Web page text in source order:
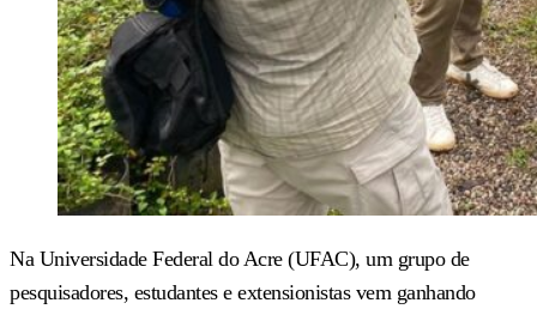
Na Universidade Federal do Acre (UFAC), um grupo de
pesquisadores, estudantes e extensionistas vem ganhando